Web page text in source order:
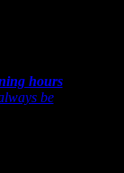
hours
be